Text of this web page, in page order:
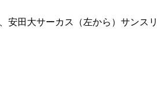
安田大サーカス（左から）サン